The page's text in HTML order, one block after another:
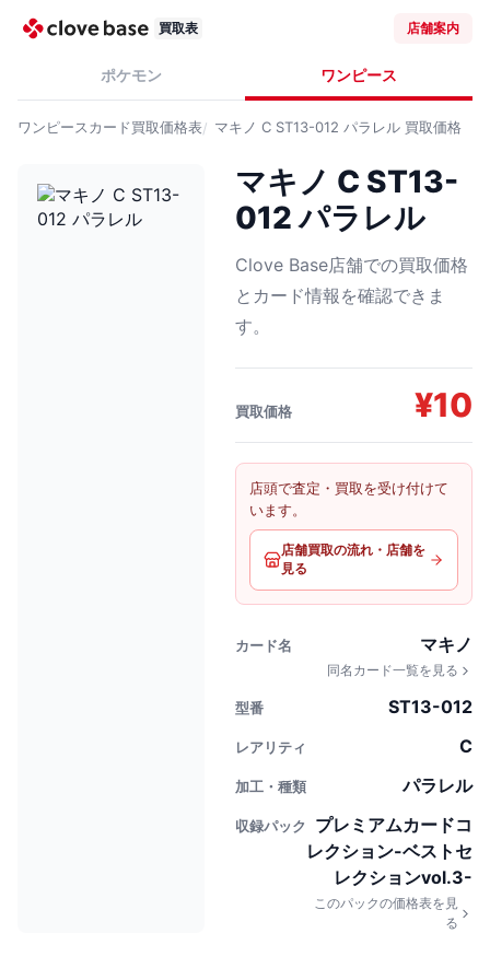
買取表 店舗案内
ポケモン ワンピース
ワンピースカード買取価格表 マキノ C ST13-012 パラレル 買取価格
マキノ C ST13-
012 パラレル
Clove Base店舗での買取価格
とカード情報を確認できま
す。
買取価格 ¥10
店頭で査定・買取を受け付けて
います。
店舗買取の流れ・店舗を
見る
カード名 マキノ
同名カード一覧を見る
型番 ST13-012
レアリティ C
加工・種類 パラレル
収録パック
プレミアムカードコ
レクション-ベストセ
レクションvol.3-
このパックの価格表を見
る